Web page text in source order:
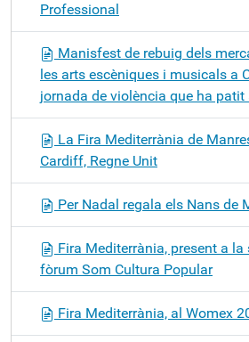
Professional
Manisfest de rebuig dels
les arts escèniques i musicals a
jornada de violència que ha patit
La Fira Mediterrània de
Cardiff, Regne Unit
Per Nadal regala els Nans de
Fira Mediterrània, present a
fòrum Som Cultura Popular
Fira Mediterrània, al Womex